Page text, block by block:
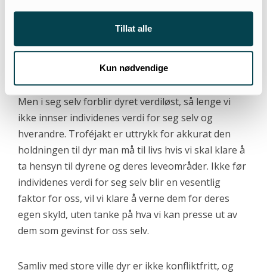
Tillat alle
Kun nødvendige
tjene penger på – også i deres kanskje siste fase
som art her på jorden. Et truet dyr kan ha en
pengeverdi på hundretusener av kroner som død.
Men i seg selv forblir dyret verdiløst, så lenge vi
ikke innser individenes verdi for seg selv og
hverandre. Troféjakt er uttrykk for akkurat den
holdningen til dyr man må til livs hvis vi skal klare å
ta hensyn til dyrene og deres leveområder. Ikke før
individenes verdi for seg selv blir en vesentlig
faktor for oss, vil vi klare å verne dem for deres
egen skyld, uten tanke på hva vi kan presse ut av
dem som gevinst for oss selv.
Samliv med store ville dyr er ikke konfliktfritt, og